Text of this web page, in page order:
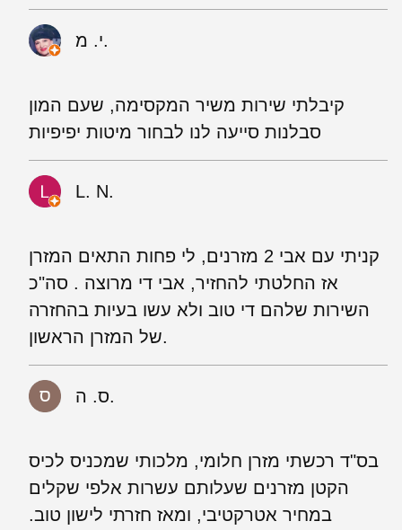
י. מ.
קיבלתי שירות משיר המקסימה, שעם המון
סבלנות סייעה לנו לבחור מיטות יפיפיות
L. N.
קניתי עם אבי 2 מזרנים, לי פחות התאים המזרן
אז החלטתי להחזיר, אבי די מרוצה . סה"כ
השירות שלהם די טוב ולא עשו בעיות בהחזרה
של המזרן הראשון.
ס. ה.
בס"ד רכשתי מזרן חלומי, מלכותי שמכניס לכיס
הקטן מזרנים שעלותם עשרות אלפי שקלים
במחיר אטרקטיבי, ומאז חזרתי לישון טוב.